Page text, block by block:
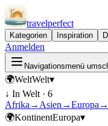
travelperfect
Kategorien Inspiration
Anmelden
Navigationsmenü
🌍WeltWelt▾
↓ In Welt · 6
Afrika → Asien →Europa →
🌍KontinentEuropa▾